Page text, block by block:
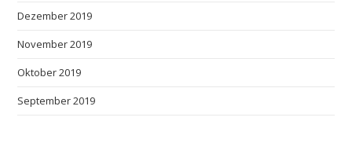
Dezember 2019
November 2019
Oktober 2019
September 2019